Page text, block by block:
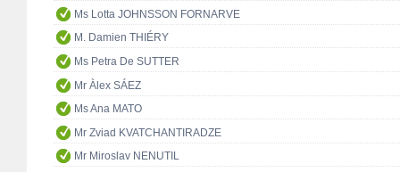
Ms Lotta JOHNSSON FORNARVE
M. Damien THIÉRY
Ms Petra De SUTTER
Mr Àlex SÁEZ
Ms Ana MATO
Mr Zviad KVATCHANTIRADZE
Mr Miroslav NENUTIL